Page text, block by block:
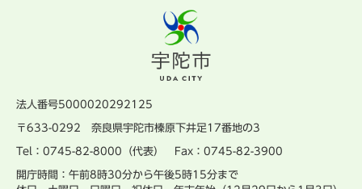
法人番号5000020292125
〒633-0292 奈良県宇陀市榛原下井足17番地の3
Tel：0745-82-8000（代表） Fax：0745-82-3900
開庁時間：午前8時30分から午後5時15分まで